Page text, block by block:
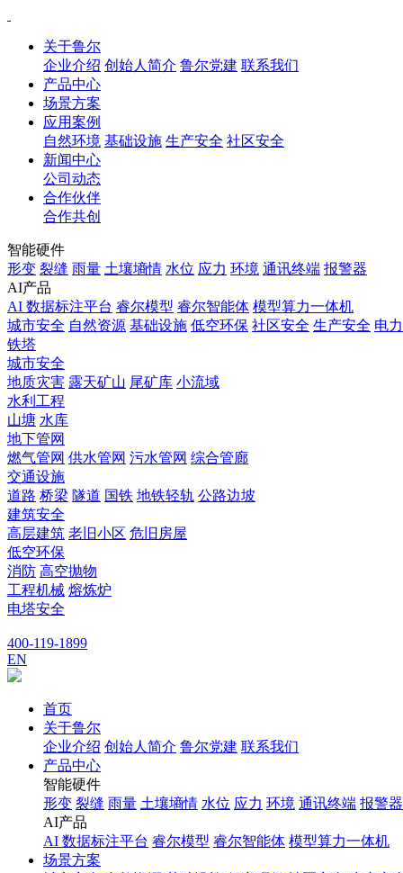
关于鲁尔
企业介绍 创始人简介 鲁尔党建 联系我们
产品中心
场景方案
应用案例
自然环境 基础设施 生产安全 社区安全
新闻中心
公司动态
合作伙伴
合作共创
智能硬件
形变 裂缝 雨量 土壤墒情 水位 应力 环境 通讯终端 报警器
AI产品
AI 数据标注平台 睿尔模型 睿尔智能体 模型算力一体机
城市安全 自然资源 基础设施 低空环保 社区安全 生产安全 电力
铁塔
城市安全
地质灾害 露天矿山 尾矿库 小流域
水利工程
山塘 水库
地下管网
燃气管网 供水管网 污水管网 综合管廊
交通设施
道路 桥梁 隧道 国铁 地铁轻轨 公路边坡
建筑安全
高层建筑 老旧小区 危旧房屋
低空环保
消防 高空抛物
工程机械 熔炼炉
电塔安全
400-119-1899
EN
首页
关于鲁尔
企业介绍 创始人简介 鲁尔党建 联系我们
产品中心
智能硬件
形变 裂缝 雨量 土壤墒情 水位 应力 环境 通讯终端 报警器
AI产品
AI 数据标注平台 睿尔模型 睿尔智能体 模型算力一体机
场景方案